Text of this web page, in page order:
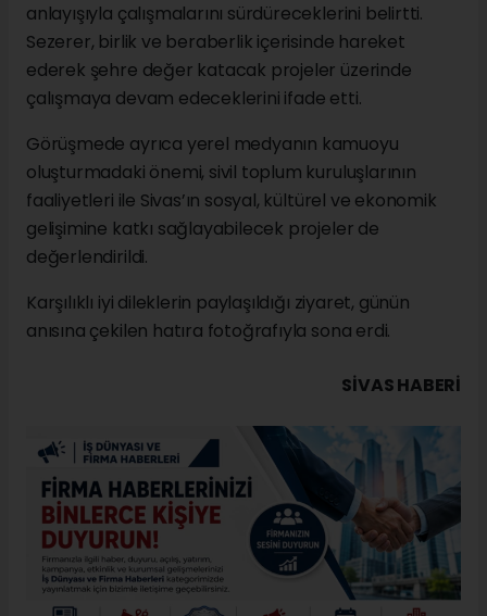
anlayışıyla çalışmalarını sürdüreceklerini belirtti.
Sezerer, birlik ve beraberlik içerisinde hareket
ederek şehre değer katacak projeler üzerinde
çalışmaya devam edeceklerini ifade etti.
Görüşmede ayrıca yerel medyanın kamuoyu
oluşturmadaki önemi, sivil toplum kuruluşlarının
faaliyetleri ile Sivas’ın sosyal, kültürel ve ekonomik
gelişimine katkı sağlayabilecek projeler de
değerlendirildi.
Karşılıklı iyi dileklerin paylaşıldığı ziyaret, günün
anısına çekilen hatıra fotoğrafıyla sona erdi.
SIVAS HABERİ